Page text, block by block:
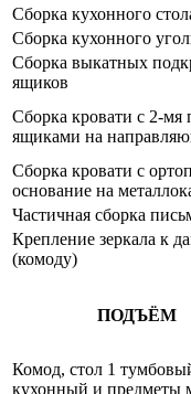
Сборка кухонного
Сборка кухонного
Сборка выкатных
ящиков
Сборка кровати с 2-мя
ящиками на
Сборка кровати с
основание на
Частичная сборка
Крепление зеркала к
(комоду)
ПОДЪЁМ
Комод, стол 1
кухонный и предметы